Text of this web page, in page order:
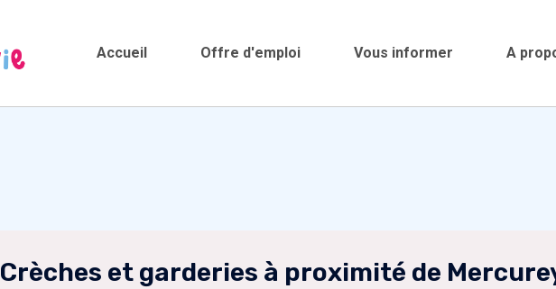
Accueil Offre d'emploi Vous informer A
Crèches et garderies à proximité de